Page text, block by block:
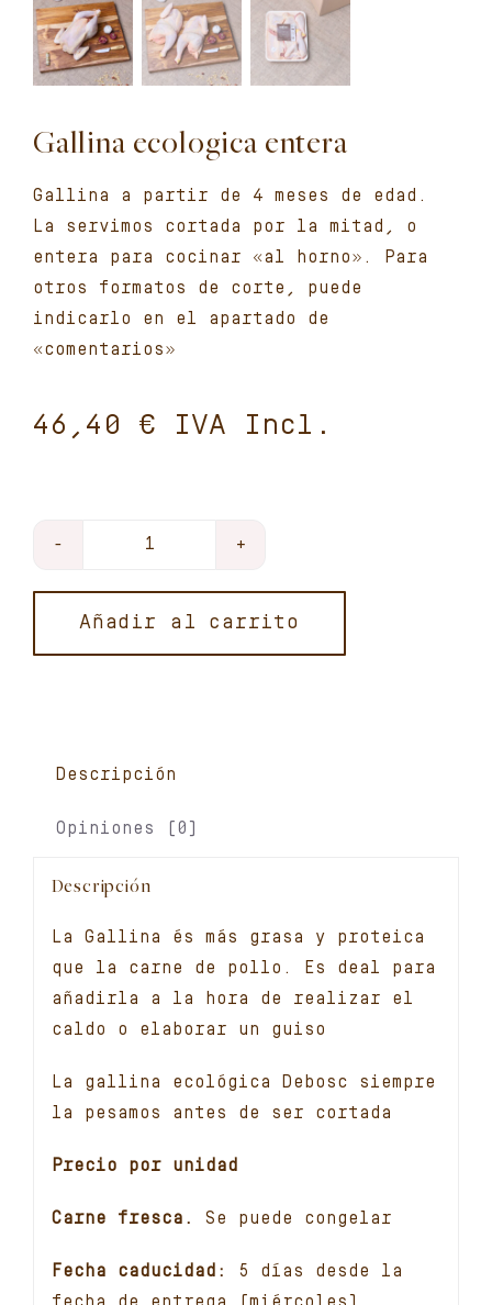
Gallina ecologica entera
Gallina a partir de 4 meses de edad.
La servimos cortada por la mitad, o
entera para cocinar «al horno». Para
otros formatos de corte, puede
indicarlo en el apartado de
«comentarios»
€
ecologica
entera
cantidad
Añadir al carrito
Descripción
Opiniones (0)
Descripción
La Gallina és más grasa y proteica
que la carne de pollo. Es deal para
añadirla a la hora de realizar el
caldo o elaborar un guiso
La gallina ecológica Debosc siempre
la pesamos antes de ser cortada
Precio por unidad
Carne fresca. Se puede congelar
Fecha caducidad:
5 días desde la